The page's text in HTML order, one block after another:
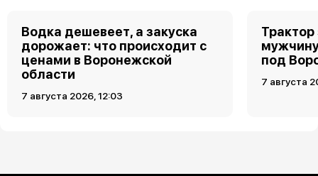
Водка дешевеет, а закуска
дорожает: что происходит с
ценами в Воронежской
области
7 августа 2026, 12:03
под
7 августа